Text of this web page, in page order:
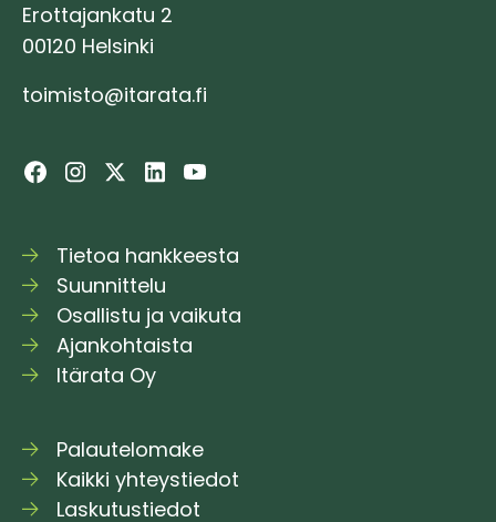
Erottajankatu 2
00120 Helsinki
toimisto@itarata.fi
Tietoa hankkeesta
Suunnittelu
Osallistu ja vaikuta
Ajankohtaista
Itärata Oy
Palautelomake
Kaikki yhteystiedot
Laskutustiedot